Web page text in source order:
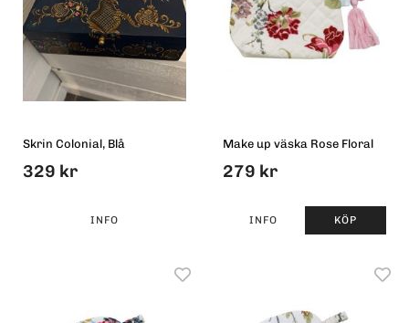
Skrin Colonial, Blå
329 kr
INFO
Make up väska Rose Floral
279 kr
INFO KÖP